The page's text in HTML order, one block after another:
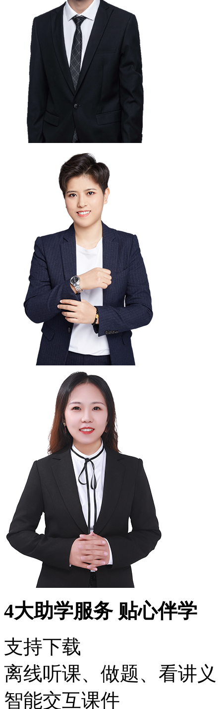
4大助学服务 贴心伴学
支持下载
离线听课、做题、看讲
智能交互课件